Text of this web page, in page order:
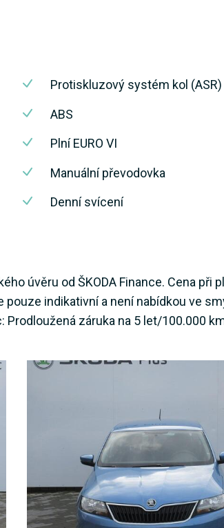
Protiskluzový systém kol (ASR)
ABS
Plní EURO VI
Manuální převodovka
Denní svícení
úvěru od ŠKODA Finance. Cena při
pouze indikativní a není nabídkou ve
Prodloužená záruka na 5 let/100.000